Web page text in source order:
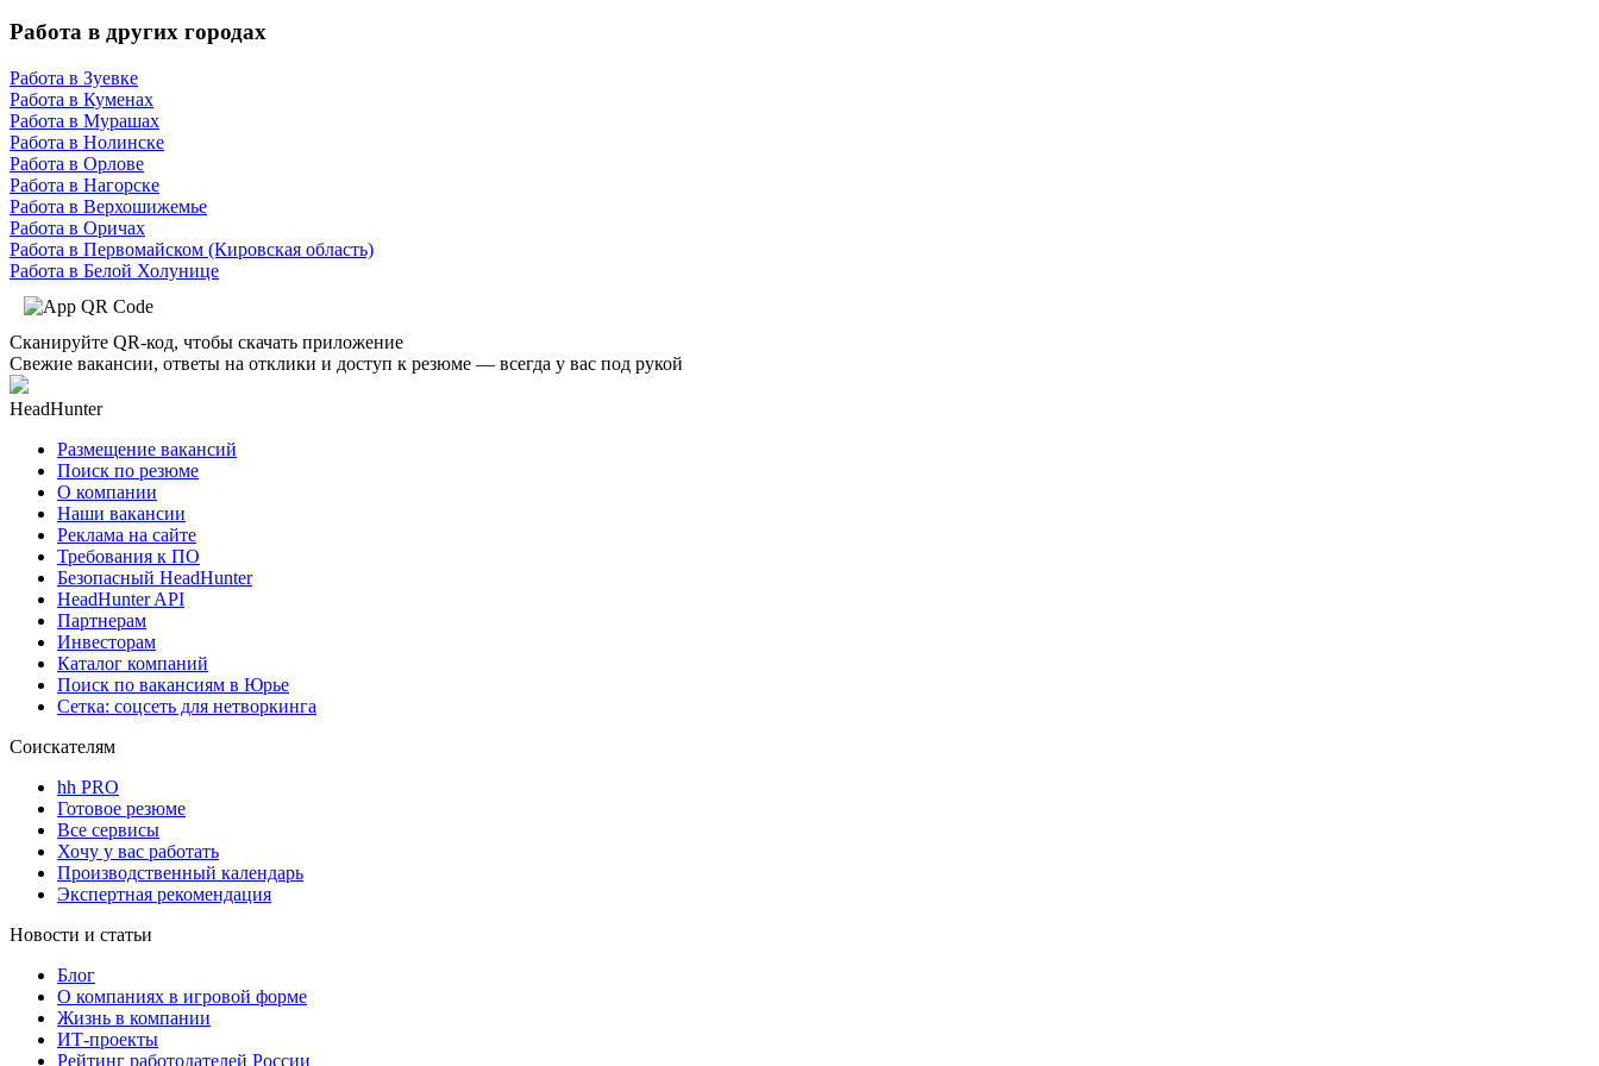
Работа в других городах
Работа в Зуевке
Работа в Куменах
Работа в Мурашах
Работа в Нолинске
Работа в Орлове
Работа в Нагорске
Работа в Верхошижемье
Работа в Оричах
Работа в Первомайском (Кировская область)
Работа в Белой Холунице
Сканируйте QR-код, чтобы скачать приложение
Свежие вакансии, ответы на отклики и доступ к резюме — всегда у вас под рукой
HeadHunter
Размещение вакансий
Поиск по резюме
О компании
Наши вакансии
Реклама на сайте
Требования к ПО
Безопасный HeadHunter
HeadHunter API
Партнерам
Инвесторам
Каталог компаний
Поиск по вакансиям в Юрье
Сетка: соцсеть для нетворкинга
Соискателям
hh PRO
Готовое резюме
Все сервисы
Хочу у вас работать
Производственный календарь
Экспертная рекомендация
Новости и статьи
Блог
О компаниях в игровой форме
Жизнь в компании
ИТ-проекты
Рейтинг работодателей России